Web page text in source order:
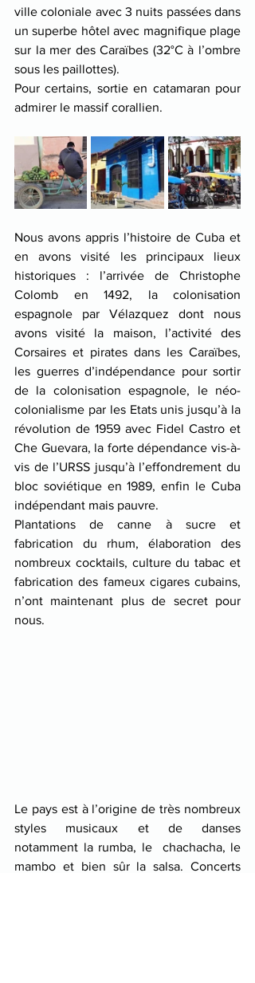
ville coloniale avec 3 nuits passées dans
un superbe hôtel avec magnifique plage
sur la mer des Caraïbes (32°C à l’ombre
sous les paillottes).
Pour certains, sortie en catamaran pour
admirer le massif corallien.
Nous avons appris l’histoire de Cuba et
en avons visité les principaux lieux
historiques : l’arrivée de Christophe
Colomb en 1492, la colonisation
espagnole par Vélazquez dont nous
avons visité la maison, l’activité des
Corsaires et pirates dans les Caraïbes,
les guerres d’indépendance pour sortir
de la colonisation espagnole, le néo-
colonialisme par les Etats unis jusqu’à la
révolution de 1959 avec Fidel Castro et
Che Guevara, la forte dépendance vis-à-
vis de l’URSS jusqu’à l’effondrement du
bloc soviétique en 1989, enfin le Cuba
indépendant mais pauvre.
Plantations de canne à sucre et
fabrication du rhum, élaboration des
nombreux cocktails, culture du tabac et
fabrication des fameux cigares cubains,
n’ont maintenant plus de secret pour
nous.
Le pays est à l’origine de très nombreux
styles musicaux et de danses
notamment la rumba, le  chachacha, le
mambo et bien sûr la salsa. Concerts